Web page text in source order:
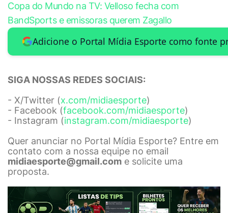
Copa do Mundo na TV: Velloso fecha com
BandSports e emissoras querem Zagallo
Adicione o Portal Mídia Esporte como fonte
SIGA NOSSAS REDES SOCIAIS:
- X/Twitter (x.com/midiaesporte)
- Facebook (facebook.com/midiaesporte)
- Instagram (instagram.com/midiaesporte)
Quer anunciar no Portal Mídia Esporte? Entre em
contato com a nossa equipe no email
midiaesporte@gmail.com e solicite uma
proposta.